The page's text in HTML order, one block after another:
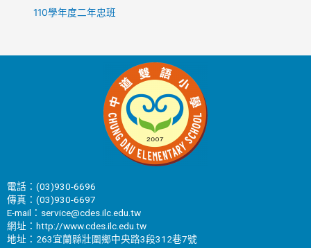
110學年度二年忠班
電話：(03)930-6696
傳真：(03)930-6697
E-mail：service@cdes.ilc.edu.tw
網址：http://www.cdes.ilc.edu.tw
地址：263宜蘭縣壯圍鄉中央路3段312巷7號